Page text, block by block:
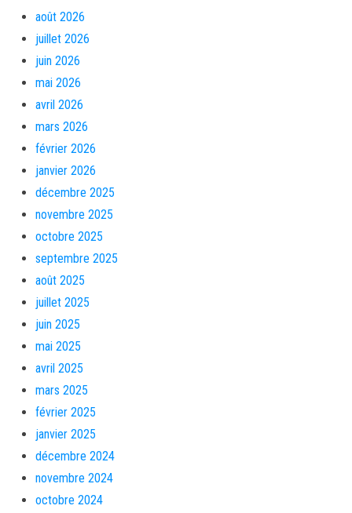
août 2026
juillet 2026
juin 2026
mai 2026
avril 2026
mars 2026
février 2026
janvier 2026
décembre 2025
novembre 2025
octobre 2025
septembre 2025
août 2025
juillet 2025
juin 2025
mai 2025
avril 2025
mars 2025
février 2025
janvier 2025
décembre 2024
novembre 2024
octobre 2024